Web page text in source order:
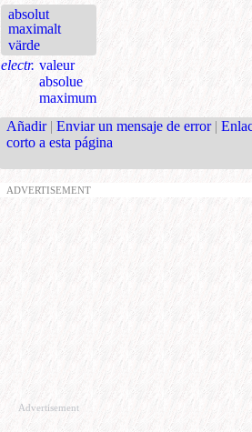
absolut
maximalt
värde
electr. valeur
absolue
maximum
Añadir | Enviar un mensaje de error |
corto a esta página
ADVERTISEMENT
Advertisement